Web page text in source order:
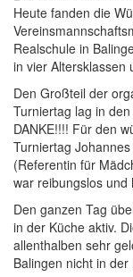
Heute fanden die
Realschule in
in vier Altersklassen
Den Großteil der
Turniertag lag in
DANKE!!!! Für den
Turniertag
(Referentin für
war reibungslos und
Den ganzen Tag
in der Küche aktiv.
allenthalben sehr
Balingen nicht in